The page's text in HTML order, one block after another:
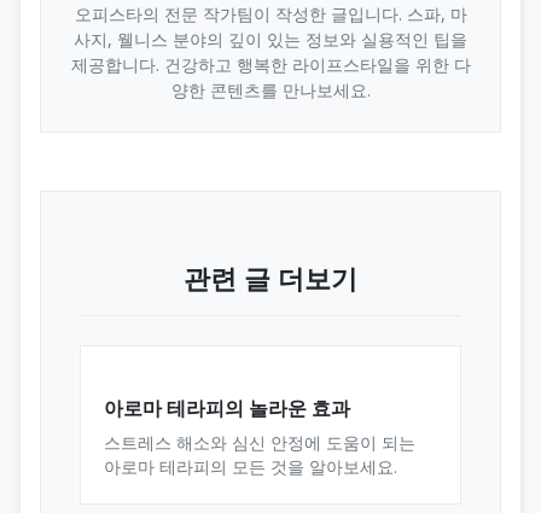
오피스타의 전문 작가팀이 작성한 글입니다. 스파, 마
사지, 웰니스 분야의 깊이 있는 정보와 실용적인 팁을
제공합니다. 건강하고 행복한 라이프스타일을 위한 다
양한 콘텐츠를 만나보세요.
관련 글 더보기
아로마 테라피의 놀라운 효과
스트레스 해소와 심신 안정에 도움이 되는
아로마 테라피의 모든 것을 알아보세요.